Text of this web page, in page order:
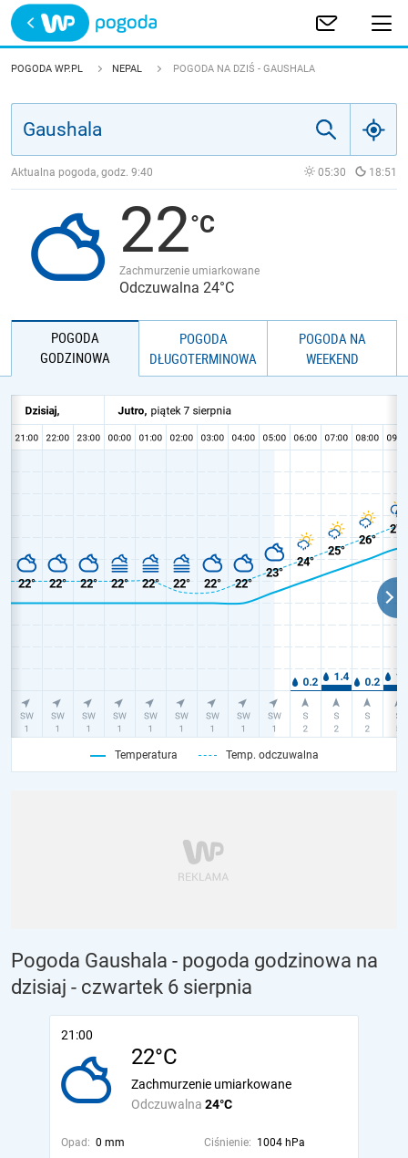
Trwa ładowanie
POLSKA
JAKOŚĆ POWIETRZA
POGODA WP.PL NEPAL POGODA NA DZIŚ - GAUSHALA
Aktualna pogoda, godz. 9:40 05:30 18:51
22
Zachmurzenie umiarkowane
Odczuwalna 24°C
POGODA
GODZINOWA
POGODA
DŁUGOTERMINOWA
POGODA NA
WEEKEND
Temperatura Temp. odczuwalna
Pogoda Gaushala - pogoda godzinowa na
dzisiaj - czwartek 6 sierpnia
21:00
22°C
Odczuwalna 24°C
Zachmurzenie umiarkowane
Opad: 0 mm Ciśnienie: 1004 hPa